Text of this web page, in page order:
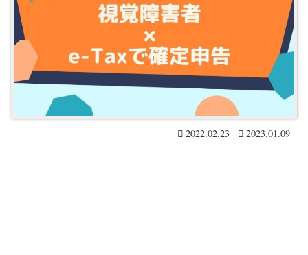
2022.02.23 2023.01.09